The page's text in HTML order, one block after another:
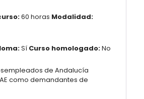
60 horas Modalidad:
Sí Curso homologado:No
de Andalucía
como demandantes de